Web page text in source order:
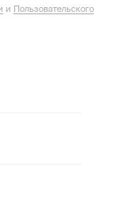
и Пользовательского